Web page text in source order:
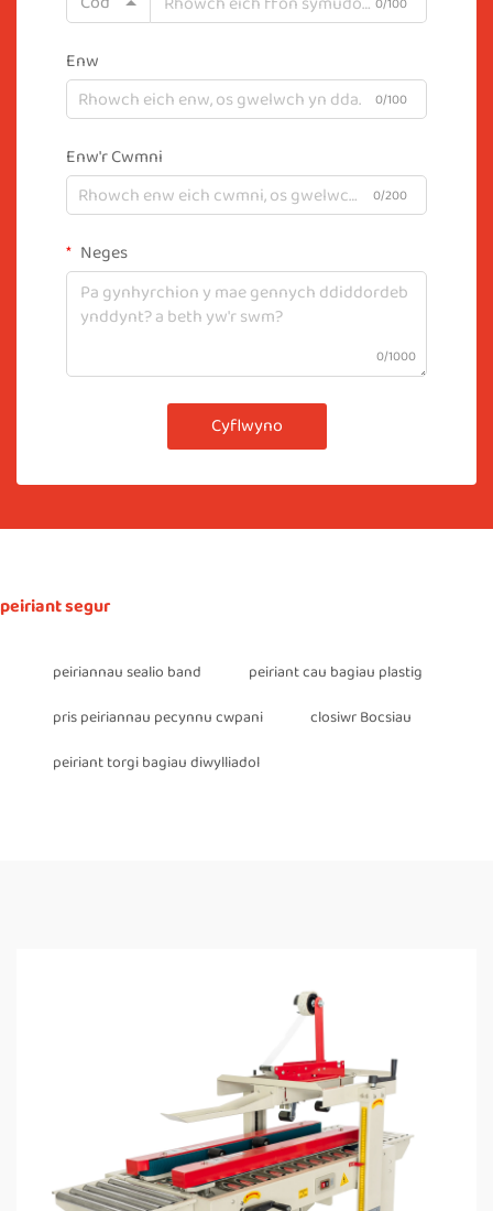
Enw
0/100
Enw'r Cwmni
0/200
Neges
0/1000
Cyflwyno
peiriant segur
peiriannau sealio band
peiriant cau bagiau plastig
pris peiriannau pecynnu cwpani
closiwr Bocsiau
peiriant torgi bagiau diwylliadol